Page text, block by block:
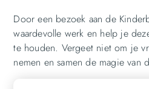
Door een bezoek aan de
waardevolle werk en help je
te houden. Vergeet niet om je
nemen en samen de magie van